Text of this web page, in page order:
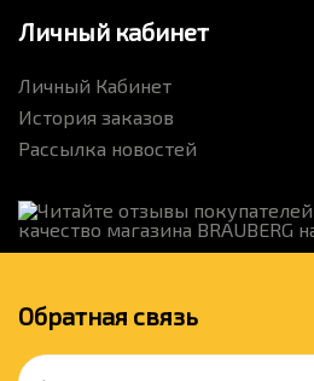
Личный кабинет
Личный Кабинет
История заказов
Рассылка новостей
Обратная связь